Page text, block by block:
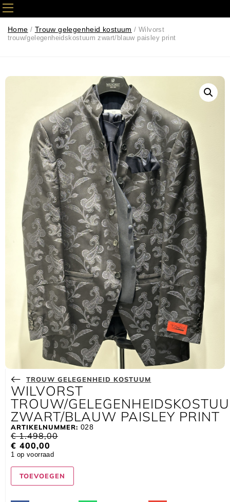
Home / Trouw gelegenheid kostuum / Wilvorst
trouw/gelegenheidskostuum zwart/blauw paisley print
TROUW GELEGENHEID KOSTUUM
WILVORST
TROUW/
ZWART/BLAUW PAISLEY PRINT
ARTIKELNUMMER: 028
€1.498,00
€ 400,00
1 op voorraad
TOEVOEGEN